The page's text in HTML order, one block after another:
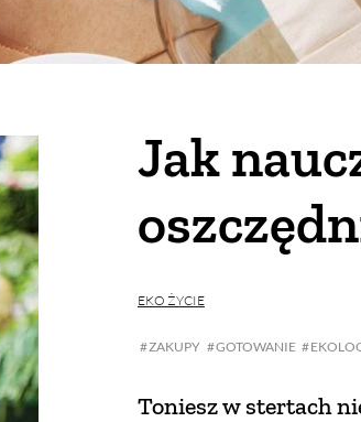
Jak
EKO ŻYCIE
ZAKUPY GOTOWANIE
Toniesz w stertach